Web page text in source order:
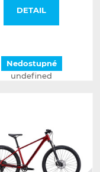
DETAIL
Nedostupné
undefined